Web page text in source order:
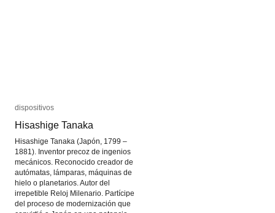
dispositivos
Hisashige Tanaka
Hisashige Tanaka (Japón, 1799 –
1881). Inventor precoz de ingenios
mecánicos. Reconocido creador de
autómatas, lámparas, máquinas de
hielo o planetarios. Autor del
irrepetible Reloj Milenario. Partícipe
del proceso de modernización que
dispositivos
Hisashige Tanaka